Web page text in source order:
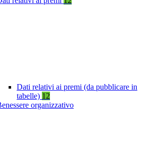
Dati relativi ai premi (da pubblicare in
tabelle) 12
organizzativo